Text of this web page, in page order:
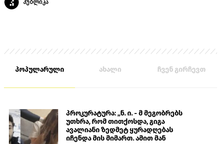
პუბლიკა
პოპულარული ახალი ჩვენ გირჩევთ
პროკურატურა: „ნ. ი. - მ მეგობრებს
უთხრა, რომ თითქოსდა, გიგა
ავალიანი ზედმეტ ყურადღებას
იჩენდა მის მიმართ. ამით მან